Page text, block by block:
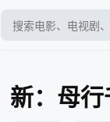
新：母